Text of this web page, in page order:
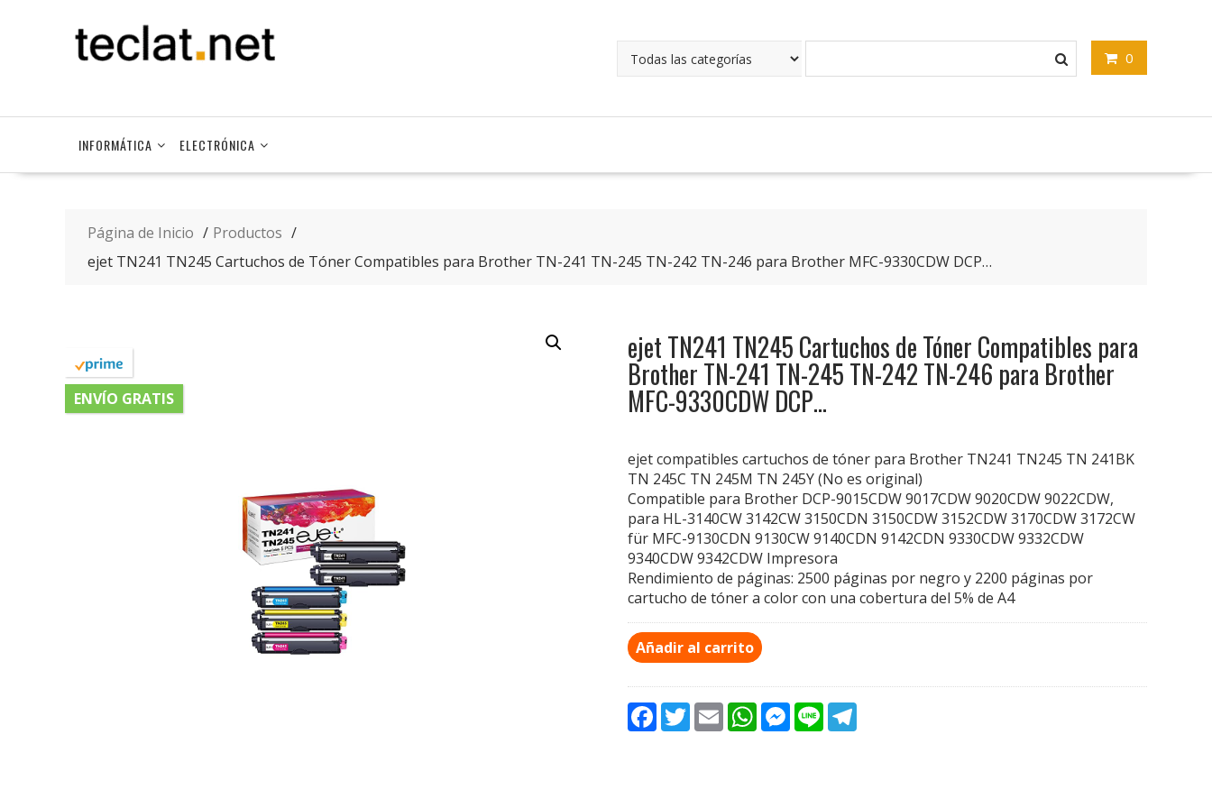
0
INFORMÁTICA ELECTRÓNICA
Página de Inicio
Productos
ejet TN241 TN245 Cartuchos de Tóner Compatibles para Brother TN-241 TN-245 TN-242 TN-246 para Brother MFC-9330CDW DCP…
ENVÍO GRATIS
ejet TN241 TN245 Cartuchos de Tóner Compatibles para
Brother TN-241 TN-245 TN-242 TN-246 para Brother
MFC-9330CDW DCP…
ejet compatibles cartuchos de tóner para Brother TN241 TN245 TN 241BK
TN 245C TN 245M TN 245Y (No es original)
Compatible para Brother DCP-9015CDW 9017CDW 9020CDW 9022CDW,
para HL-3140CW 3142CW 3150CDN 3150CDW 3152CDW 3170CDW 3172CW
für MFC-9130CDN 9130CW 9140CDN 9142CDN 9330CDW 9332CDW
9340CDW 9342CDW Impresora
Rendimiento de páginas: 2500 páginas por negro y 2200 páginas por
cartucho de tóner a color con una cobertura del 5% de A4
Añadir al carrito
F
a
T
w
E
m
W
h
M
e
L
12 personas están viendo este producto ahora